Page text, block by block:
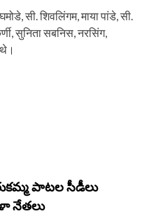
सी. शिवलिंगम, माया पांडे, सी.
सुनिता सबनिस, नरसिंग,
పాటల సీడీలు
నేతలు